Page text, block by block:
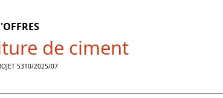
de ciment
5310/2025/07